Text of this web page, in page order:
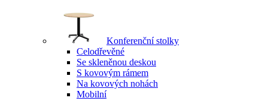
Konferenční stolky
Celodřevěné
Se skleněnou deskou
S kovovým rámem
Na kovových nohách
Mobilní